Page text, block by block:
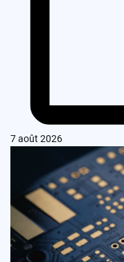
7 août 2026